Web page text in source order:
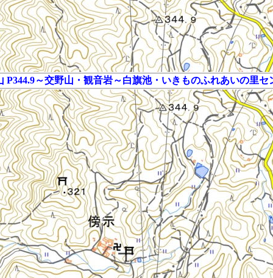
P344.9～交野山・観音岩～白旗池・いきものふれあいの里セ